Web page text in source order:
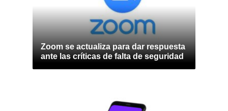
Zoom se actualiza para dar respuesta
ante las críticas de falta de seguridad